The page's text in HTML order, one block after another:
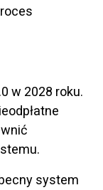
w 2028 roku.
system